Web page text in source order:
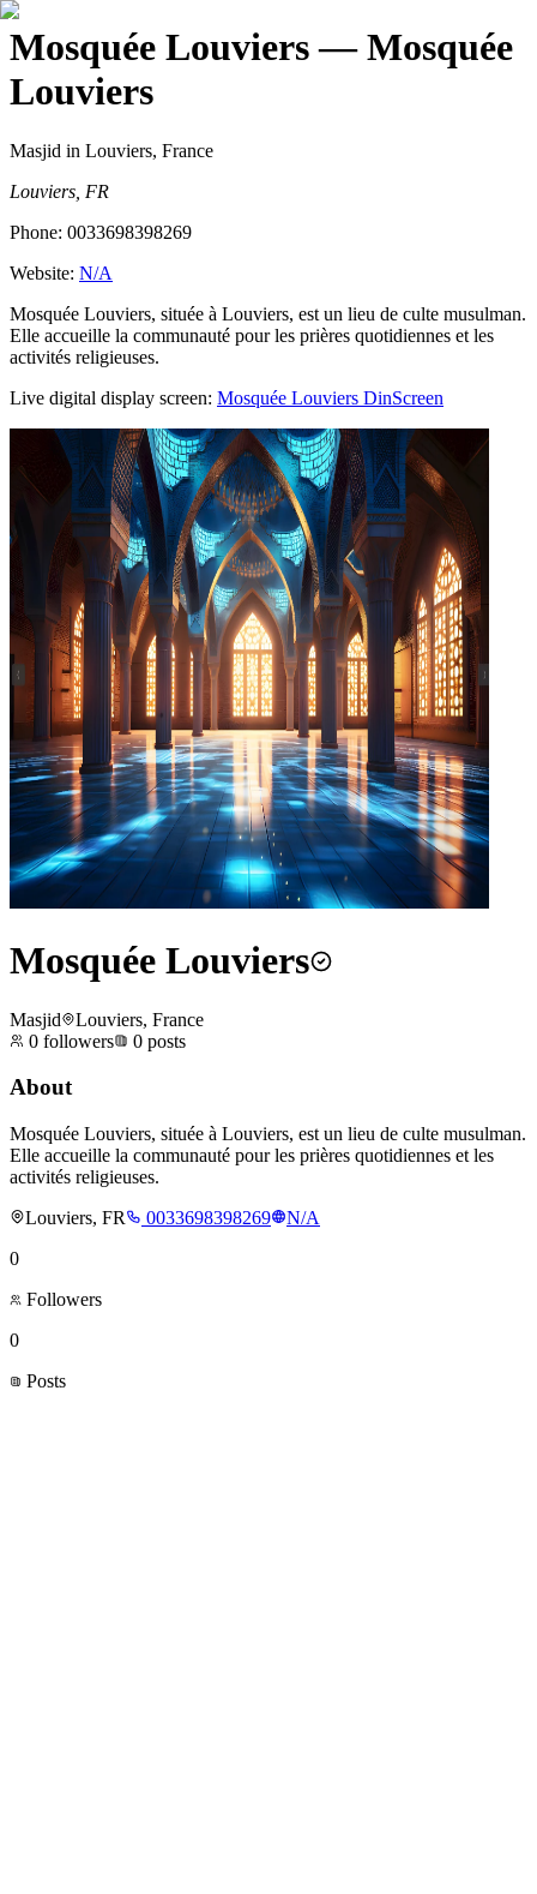
Mosquée Louviers— Mosquée
Louviers
Masjid in Louviers, France
Louviers, FR
Phone: 0033698398269
Website: N/A
Mosquée Louviers, située à Louviers, est un lieu de culte musulman.
Elle accueille la communauté pour les prières quotidiennes et les
activités religieuses.
Live digital display screen: Mosquée Louviers DinScreen
Mosquée Louviers
Masjid
Louviers, France
0 followers 0 posts
About
Mosquée Louviers, située à Louviers, est un lieu de culte musulman.
Elle accueille la communauté pour les prières quotidiennes et les
activités religieuses.
Louviers, FR
0033698398269
N/A
0
Followers
0
Posts